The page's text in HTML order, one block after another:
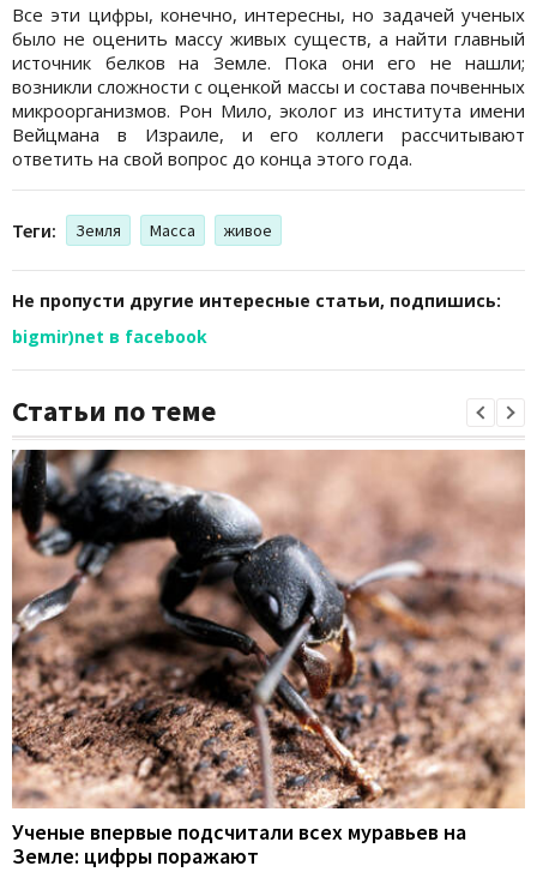
Все эти цифры, конечно, интересны, но задачей ученых
было не оценить массу живых существ, а найти главный
источник белков на Земле. Пока они его не нашли;
возникли сложности с оценкой массы и состава почвенных
микроорганизмов. Рон Мило, эколог из института имени
Вейцмана в Израиле, и его коллеги рассчитывают
ответить на свой вопрос до конца этого года.
Теги: Земля Масса живое
Не пропусти другие интересные статьи, подпишись:
bigmir)net в facebook
Статьи по теме
Ученые впервые подсчитали всех муравьев на
Земле: цифры поражают